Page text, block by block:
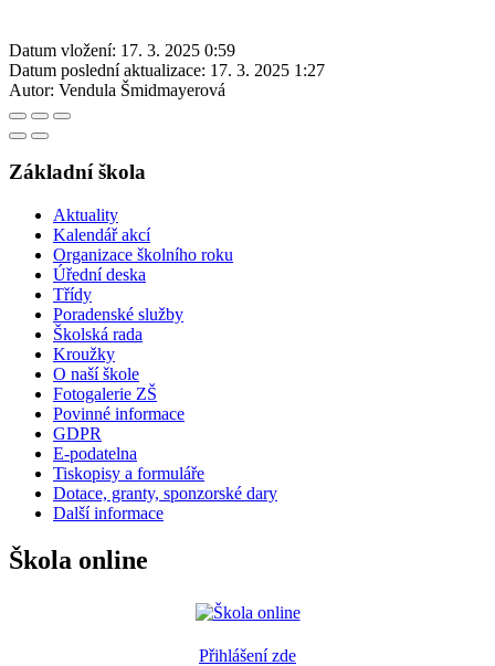
Datum vložení: 17. 3. 2025 0:59
Datum poslední aktualizace: 17. 3. 2025 1:27
Autor: Vendula Šmidmayerová
Základní škola
Aktuality
Kalendář akcí
Organizace školního roku
Úřední deska
Třídy
Poradenské služby
Školská rada
Kroužky
O naší škole
Fotogalerie ZŠ
Povinné informace
GDPR
E-podatelna
Tiskopisy a formuláře
Dotace, granty, sponzorské dary
Další informace
Škola online
Přihlášení zde